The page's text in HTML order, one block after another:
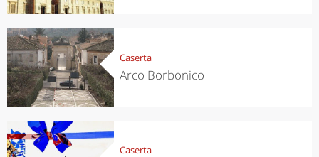
Caserta
Arco Borbonico
Caserta